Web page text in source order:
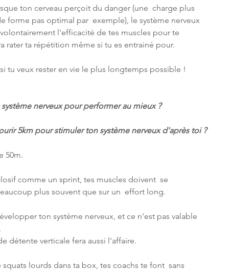
ton cerveau perçoit du danger (une  charge plus
forme pas optimal par  exemple), le système nerveux
l'efficacité de tes muscles pour te
rater ta répétition même si tu es entrainé pour.
tu veux rester en vie le plus longtemps possible !
nerveux pour performer au mieux ?
5km pour stimuler ton système nerveux d'après toi ?
50m.
comme un sprint, tes muscles doivent  se
plus souvent que sur un  effort long.
ton système nerveux, et ce n'est pas valable
détente verticale fera aussi l'affaire.
lourds dans ta box, tes coachs te font  sans